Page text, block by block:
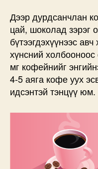
Дээр дурдсанчлан
цай, шоколад зэрэг
бүтээгдэхүүнээс
хүнсний
мг кофейнийг
4-5 аяга кофе уух
идсэнтэй тэнцүү юм.